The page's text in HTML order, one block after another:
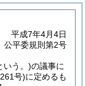
平成7年4月4日
公平委規則第2号
いう。)の議事に
号)に定めるも